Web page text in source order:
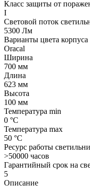
Класс защиты от
I
Световой поток
5300 Лм
Варианты цвета корпуса
Oracal
Ширина
700 мм
Длина
623 мм
Высота
100 мм
Температура min
0 °C
Температура max
50 °C
Ресурс работы
>50000 часов
Гарантийный срок на
5
Описание